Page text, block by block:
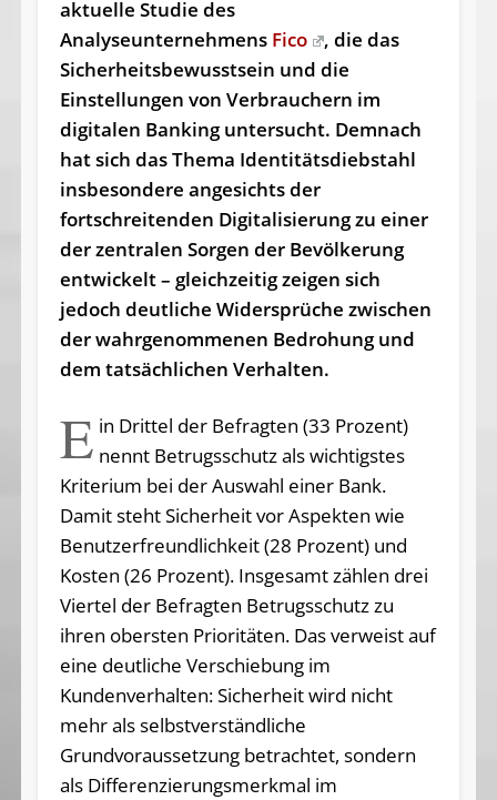
aktuelle Studie des
Analyseunternehmens Fico
, die das
Sicherheitsbewusstsein und die
Einstellungen von Verbrauchern im
digitalen Banking untersucht. Demnach
hat sich das Thema Identitätsdiebstahl
insbesondere angesichts der
fortschreitenden Digitalisierung zu einer
der zentralen Sorgen der Bevölkerung
entwickelt – gleichzeitig zeigen sich
jedoch deutliche Widersprüche zwischen
der wahrgenommenen Bedrohung und
dem tatsächlichen Verhalten.
E in Drittel der Befragten (33 Prozent)
nennt Betrugsschutz als wichtigstes
Kriterium bei der Auswahl einer Bank.
Damit steht Sicherheit vor Aspekten wie
Benutzerfreundlichkeit (28 Prozent) und
Kosten (26 Prozent). Insgesamt zählen drei
Viertel der Befragten Betrugsschutz zu
ihren obersten Prioritäten. Das verweist auf
eine deutliche Verschiebung im
Kundenverhalten: Sicherheit wird nicht
mehr als selbstverständliche
Grundvoraussetzung betrachtet, sondern
als Differenzierungsmerkmal im